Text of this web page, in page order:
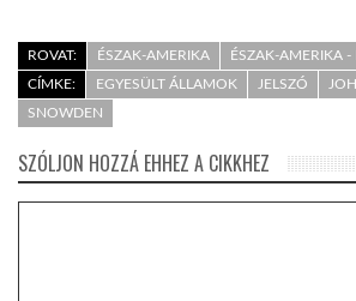
ROVAT: ÉSZAK-AMERIKA
ÉSZAK-AMERIKA -
CÍMKE:
EGYESÜLT ÁLLAMOK JELSZÓ
SNOWDEN
SZÓLJON HOZZÁ EHHEZ A CIKKHEZ